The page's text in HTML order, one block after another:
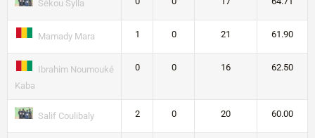
Sékou Sylla
Mamady Mara 1 0 21 61.90
Ibrahim Noumouké
Kaba
0 0 16 62.50
Salif Coulibaly 2 0 20 60.00